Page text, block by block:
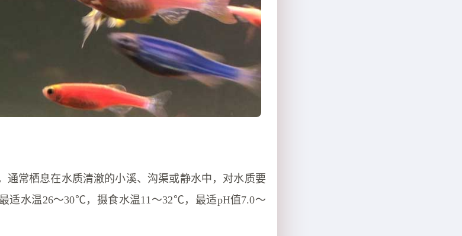
通常栖息在水质清澈的小溪、沟渠或静水中，对水质要
适水温26～30℃，摄食水温11～32℃，最适pH值7.0～